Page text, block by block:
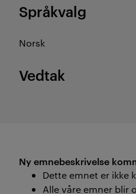
Språkvalg
Norsk
Vedtak
Ny emnebeskrivelse
Dette emnet er ikke
Alle våre emner blir